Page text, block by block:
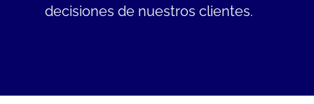
decisiones de nuestros clientes.